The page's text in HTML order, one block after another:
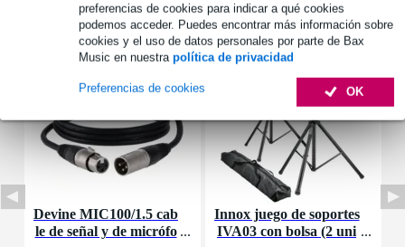
preferencias de cookies para indicar a qué cookies
podemos acceder. Puedes encontrar más información sobre
cookies y el uso de datos personales por parte de Bax
Music en nuestra política de privacidad
OK
Preferencias de cookies
Accesorios (7)
Devine MIC100/1.5 cab
le de señal y de micrófo
Innox juego de soportes
IVA03 con bolsa (2 uni